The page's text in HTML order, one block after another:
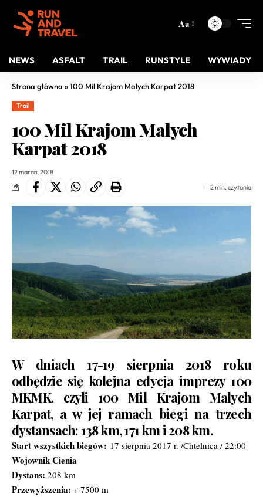
Aa
NEWS ASFALT TRAIL RUNSTYLE WYWIADY
Strona główna »100 Mil Krajom Malych Karpat 2018
Trail
100 Mil Krajom Malych
Karpat 2018
12 marca, 2018
2 min. czytania
W dniach 17-19 sierpnia 2018 roku
odbędzie się kolejna edycja imprezy 100
MKMK, czyli 100 Mil Krajom Malych
Karpat, a w jej ramach biegi na trzech
dystansach: 138 km, 171 km i 208 km.
Start wszystkich biegów: 17 sierpnia 2017 r. /Chtelnica / 22:00
Wojownik Cienia
Dystans: 208 km
Przewyższenia: + 7500 m